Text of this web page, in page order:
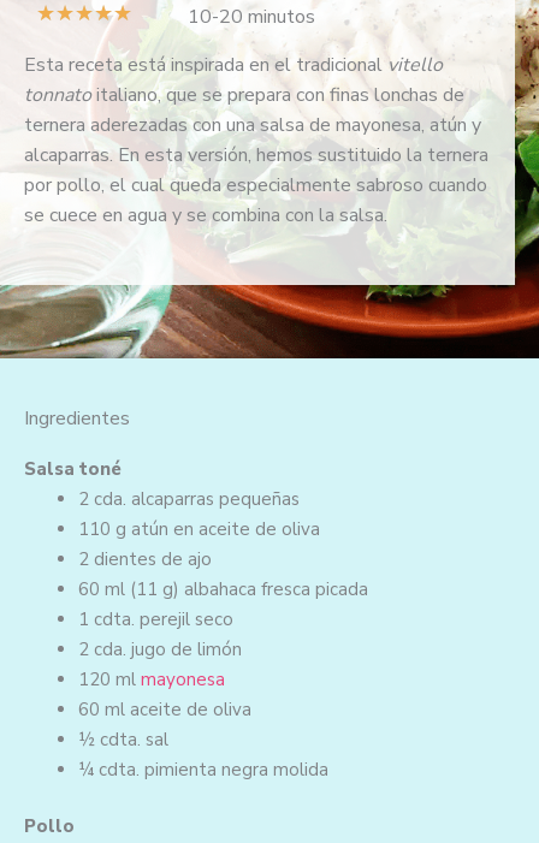
★★★★★
a
l
o
r
a
d
o
o
n
5
10-20 minutos
Esta receta está inspirada en el tradicional vitello
tonnatoitaliano, que se prepara con finas lonchas de
ternera aderezadas con una salsa de mayonesa, atún y
alcaparras. En esta versión, hemos sustituido la ternera
por pollo, el cual queda especialmente sabroso cuando
se cuece en agua y se combina con la salsa.
Ingredientes
Salsa toné
2 cda. alcaparras pequeñas
110 g atún en aceite de oliva
2 dientes de ajo
60 ml (11 g) albahaca fresca picada
1 cdta. perejil seco
2 cda. jugo de limón
120 ml mayonesa
60 ml aceite de oliva
½ cdta. sal
¼ cdta. pimienta negra molida
Pollo